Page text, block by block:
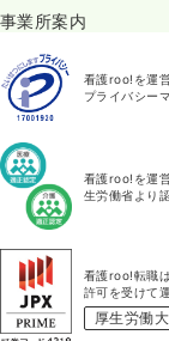
事業所案内
看護roo!を運
プライバシー
看護roo!を運
生労働省より
看護roo!転職
許可を受けて
厚生労働